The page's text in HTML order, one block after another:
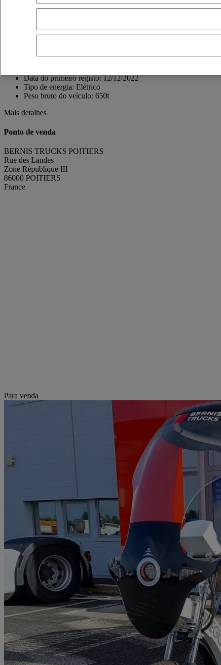
Zone République III
05 49 18 57 57
Data do primeiro registo: 12/12/2022
Tipo de energia: Elétrico
Peso bruto do veículo: 650t
Mais detalhes
Ponto de venda
BERNIS TRUCKS POITIERS
Rue des Landes
Zone République III
86000 POITIERS
France
Para venda